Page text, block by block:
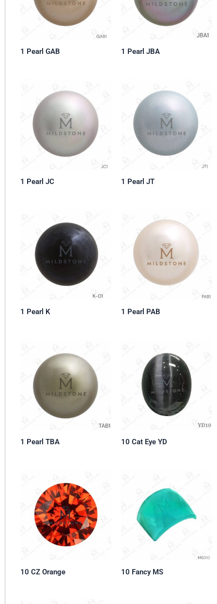
1 Pearl GAB 1 Pearl JBA
1 Pearl JC 1 Pearl JT
1 Pearl K 1 Pearl PAB
1 Pearl TBA 10 Cat Eye YD
10 CZ Orange 10 Fancy MS